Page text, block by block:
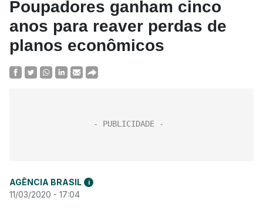
Poupadores ganham cinco
anos para reaver perdas de
planos econômicos
AGÊNCIA BRASIL i
11/03/2020 - 17:04